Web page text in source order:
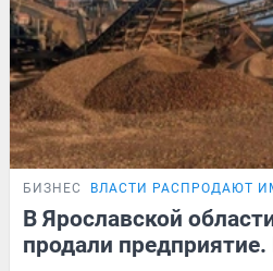
БИЗНЕС ВЛАСТИ РАСПРОДАЮТ
В Ярославской
продали